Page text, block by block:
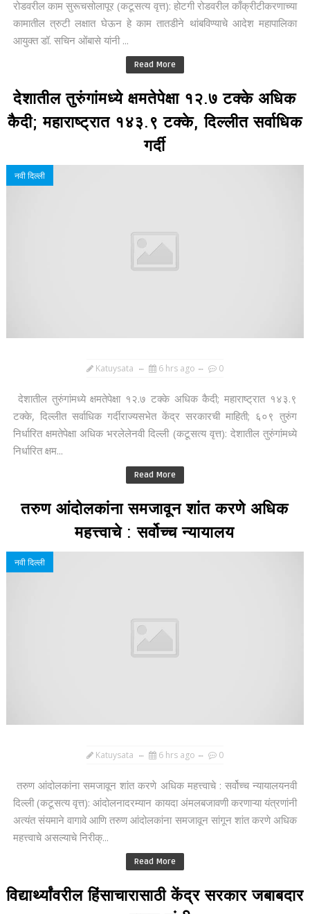
रोडवरील काम सुरूचसोलापूर (कटूसत्य वृत्त): होटगी रोडवरील काँक्रीटीकरणाच्या
कामातील त्रुटी लक्षात घेऊन हे काम तातडीने थांबविण्याचे आदेश महापालिका
आयुक्त डॉ. सचिन ओंबासे यांनी ...
Read More
देशातील तुरुंगांमध्ये क्षमतेपेक्षा १२.७ टक्के अधिक
कैदी; महाराष्ट्रात १४३.९ टक्के, दिल्लीत सर्वाधिक
गर्दी
नवी दिल्ली
Katuysata 6 hrs ago 0
देशातील तुरुंगांमध्ये क्षमतेपेक्षा १२.७ टक्के अधिक कैदी; महाराष्ट्रात १४३.९
टक्के, दिल्लीत सर्वाधिक गर्दीराज्यसभेत केंद्र सरकारची माहिती; ६०९ तुरुंग
निर्धारित क्षमतेपेक्षा अधिक भरलेलेनवी दिल्ली (कटूसत्य वृत्त): देशातील तुरुंगांमध्ये
निर्धारित क्षम...
Read More
तरुण आंदोलकांना समजावून शांत करणे अधिक
महत्त्वाचे : सर्वोच्च न्यायालय
नवी दिल्ली
Katuysata 6 hrs ago 0
तरुण आंदोलकांना समजावून शांत करणे अधिक महत्त्वाचे : सर्वोच्च न्यायालयनवी
दिल्ली (कटूसत्य वृत्त): आंदोलनादरम्यान कायदा अंमलबजावणी करणाऱ्या यंत्रणांनी
अत्यंत संयमाने वागावे आणि तरुण आंदोलकांना समजावून सांगून शांत करणे अधिक
महत्त्वाचे असल्याचे निरीक्...
Read More
विद्यार्थ्यांवरील हिंसाचारासाठी केंद्र सरकार जबाबदार